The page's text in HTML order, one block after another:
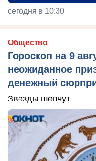
сегодня в 10:30
Общество
Гороскоп на 9
неожиданное
денежный
Звезды шепчут